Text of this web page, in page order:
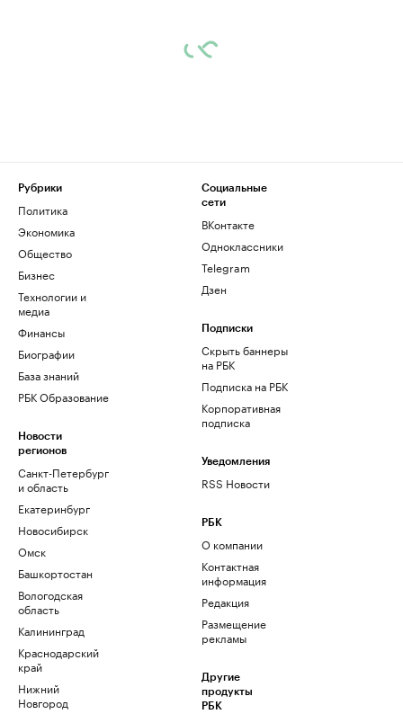
Рубрики
Политика
Экономика
Общество
Бизнес
Технологии и
медиа
Финансы
Биографии
База знаний
РБК Образование
Новости
регионов
Санкт-Петербург
и область
Екатеринбург
Новосибирск
Омск
Башкортостан
Вологодская
область
Калининград
Краснодарский
край
Нижний
Новгород
Социальные
сети
ВКонтакте
Одноклассники
Telegram
Дзен
Подписки
Скрыть баннеры
на РБК
Подписка на РБК
Корпоративная
подписка
Уведомления
RSS Новости
РБК
О компании
Контактная
информация
Редакция
Размещение
рекламы
Другие
продукты
РБК